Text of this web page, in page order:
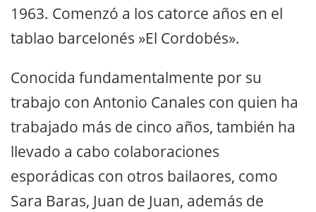
1963. Comenzó a los catorce años en el
tablao barcelonés »El Cordobés».
Conocida fundamentalmente por su
trabajo con Antonio Canales con quien ha
trabajado más de cinco años, también ha
llevado a cabo colaboraciones
esporádicas con otros bailaores, como
Sara Baras, Juan de Juan, además de